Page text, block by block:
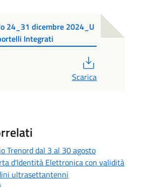
24_31 dicembre 2024_U
Integrati
Scarica
Trenord dal 3 al 30 agosto
d'Identità Elettronica con validità
ultrasettantenni